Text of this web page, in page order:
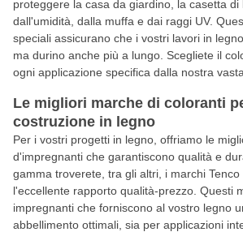
proteggere la casa da giardino, la casetta
dall'umidità, dalla muffa e dai raggi UV.
speciali assicurano che i vostri lavori in
ma durino anche più a lungo. Scegliete il
ogni applicazione specifica dalla nostra
Le migliori marche di coloranti
costruzione in legno
Per i vostri progetti in legno, offriamo le
d'impregnanti che garantiscono qualità e
gamma troverete, tra gli altri, i marchi
l'eccellente rapporto qualità-prezzo. Questi
impregnanti che forniscono al vostro legno
abbellimento ottimali, sia per applicazioni